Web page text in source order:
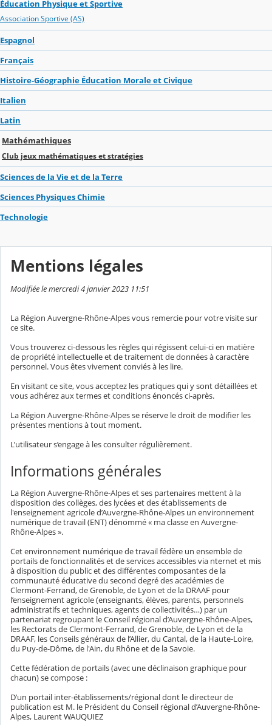
Éducation Physique et Sportive
Association Sportive (AS)
Espagnol
Français
Histoire-Géographie Éducation Morale et Civique
Italien
Latin
Mathémathiques
Club jeux mathématiques et stratégies
Sciences de la Vie et de la Terre
Sciences Physiques Chimie
Technologie
Mentions légales
Modifiée le mercredi 4 janvier 2023 11:51
La Région Auvergne-Rhône-Alpes vous remercie pour votre visite sur
ce site.
Vous trouverez ci-dessous les règles qui régissent celui-ci en matière
de propriété intellectuelle et de traitement de données à caractère
personnel. Vous êtes vivement conviés à les lire.
En visitant ce site, vous acceptez les pratiques qui y sont détaillées et
vous adhérez aux termes et conditions énoncés ci-après.
La Région Auvergne-Rhône-Alpes se réserve le droit de modifier les
présentes mentions à tout moment.
L’utilisateur s’engage à les consulter régulièrement.
Informations générales
La Région Auvergne-Rhône-Alpes et ses partenaires mettent à la
disposition des collèges, des lycées et des établissements de
l'enseignement agricole d’Auvergne-Rhône-Alpes un environnement
numérique de travail (ENT) dénommé « ma classe en Auvergne-
Rhône-Alpes ».
Cet environnement numérique de travail fédère un ensemble de
portails de fonctionnalités et de services accessibles via nternet et mis
à disposition du public et des différentes composantes de la
communauté éducative du second degré des académies de
Clermont-Ferrand, de Grenoble, de Lyon et de la DRAAF pour
l’enseignement agricole (enseignants, élèves, parents, personnels
administratifs et techniques, agents de collectivités…) par un
partenariat regroupant le Conseil régional d’Auvergne-Rhône-Alpes,
les Rectorats de Clermont-Ferrand, de Grenoble, de Lyon et de la
DRAAF, les Conseils généraux de l’Allier, du Cantal, de la Haute-Loire,
du Puy-de-Dôme, de l'Ain, du Rhône et de la Savoie.
Cette fédération de portails (avec une déclinaison graphique pour
chacun) se compose :
D’un portail inter-établissements/régional dont le directeur de
publication est M. le Président du Conseil régional d’Auvergne-Rhône-
Alpes, Laurent WAUQUIEZ